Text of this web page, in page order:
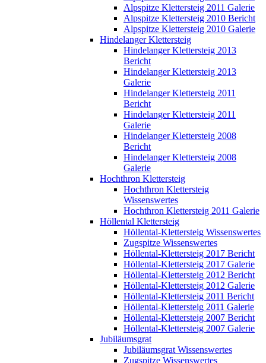
Alpspitze Klettersteig 2011 Galerie
Alpspitze Klettersteig 2010 Bericht
Alpspitze Klettersteig 2010 Galerie
Hindelanger Klettersteig
Hindelanger Klettersteig 2013
Bericht
Hindelanger Klettersteig 2013
Galerie
Hindelanger Klettersteig 2011
Bericht
Hindelanger Klettersteig 2011
Galerie
Hindelanger Klettersteig 2008
Bericht
Hindelanger Klettersteig 2008
Galerie
Hochthron Klettersteig
Hochthron Klettersteig
Wissenswertes
Hochthron Klettersteig 2011 Galerie
Höllental Klettersteig
Höllental-Klettersteig Wissenswertes
Zugspitze Wissenswertes
Höllental-Klettersteig 2017 Bericht
Höllental-Klettersteig 2017 Galerie
Höllental-Klettersteig 2012 Bericht
Höllental-Klettersteig 2012 Galerie
Höllental-Klettersteig 2011 Bericht
Höllental-Klettersteig 2011 Galerie
Höllental-Klettersteig 2007 Bericht
Höllental-Klettersteig 2007 Galerie
Jubiläumsgrat
Jubiläumsgrat Wissenswertes
Zugspitze Wissenswertes